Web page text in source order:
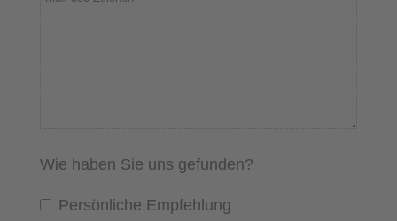
Wie haben Sie uns gefunden?
Persönliche Empfehlung